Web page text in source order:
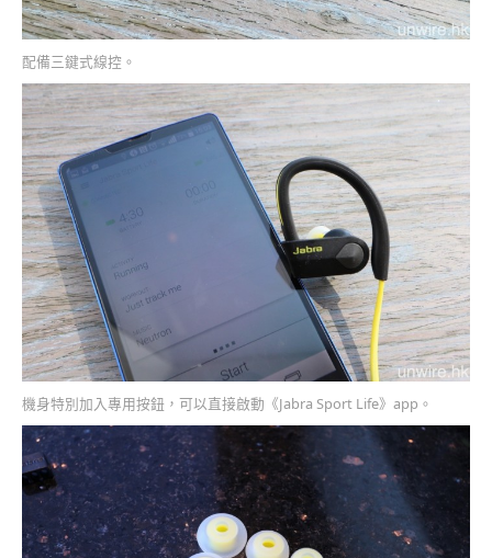
配備三鍵式線控。
機身特別加入專用按鈕，可以直接啟動《Jabra Sport Life》app。